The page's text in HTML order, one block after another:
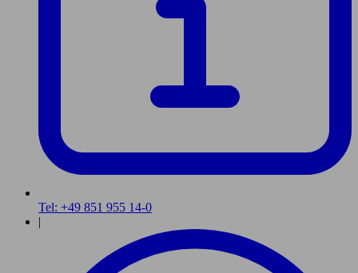
Tel: +49 851 955 14-0
|